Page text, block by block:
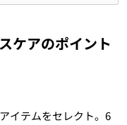
ケアのポイント
イテムをセレクト。6